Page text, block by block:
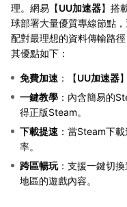
理。網易【UU加速器】搭
球部署大量優質專線節點
配對最理想的資料傳輸路
其優點如下：
免費加速 ：【UU加速器
一鍵教學 ：內含簡易的
得正版Steam。
下載提速 ：當Steam下
率。
跨區暢玩：支援一鍵切
地區的遊戲內容。